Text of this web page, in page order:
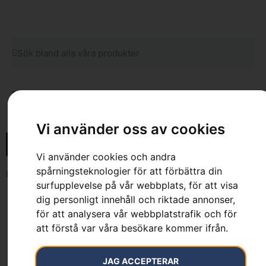
Vi använder oss av cookies
Vi använder cookies och andra
spårningsteknologier för att förbättra din
surfupplevelse på vår webbplats, för att visa
dig personligt innehåll och riktade annonser,
för att analysera vår webbplatstrafik och för
att förstå var våra besökare kommer ifrån.
JAG ACCEPTERAR
Hem Sortiment»Husqvarna 545FX AutoTune™